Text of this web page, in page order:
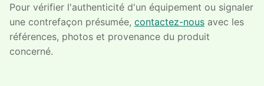
Pour vérifier l'authenticité d'un équipement ou signaler
une contrefaçon présumée, contactez-nous avec les
références, photos et provenance du produit
concerné.